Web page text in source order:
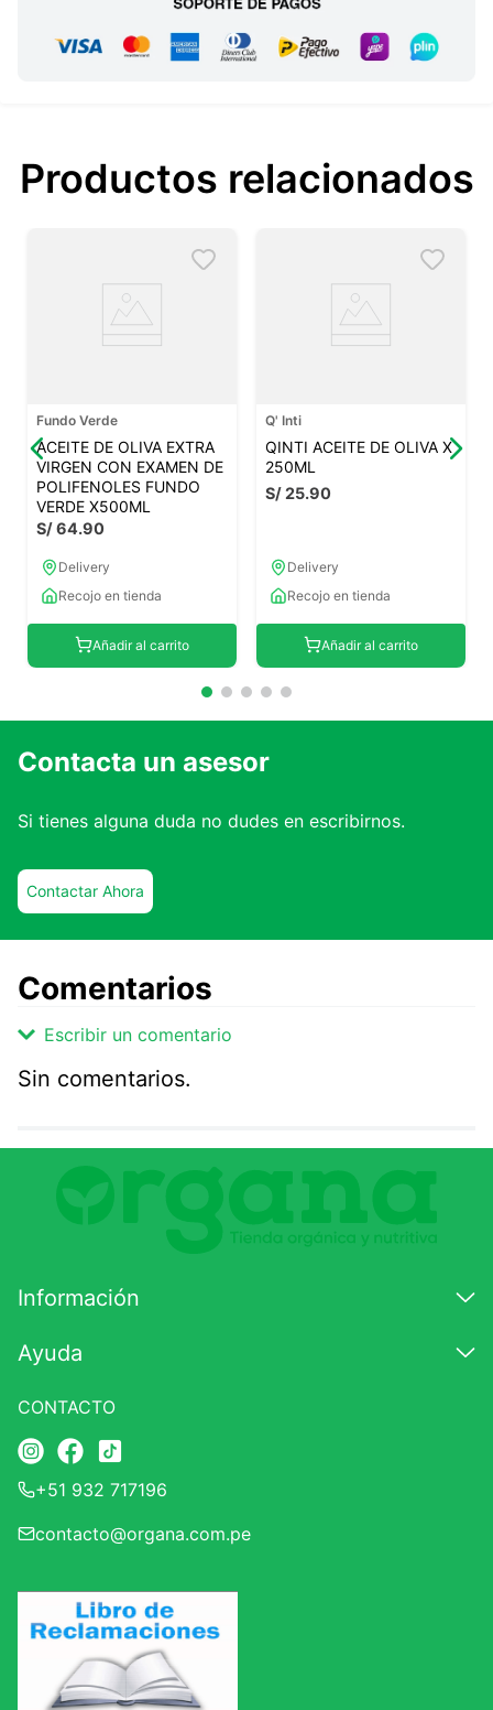
Productos relacionados
Fundo Verde
ACEITE DE OLIVA EXTRA
VIRGEN CON EXAMEN DE
POLIFENOLES FUNDO
VERDE X500ML
S/64.90
Delivery
Recojo en tienda
Añadir al carrito
Q' Inti
QINTI ACEITE DE OLIVA X
250ML
S/25.90
Delivery
Recojo en tienda
Añadir al carrito
Contacta un asesor
Si tienes alguna duda no dudes en escribirnos.
Contactar Ahora
Comentarios
Escribir un comentario
Comentario
Califique el producto de 1 a 5 estrellas
★★★
Correo electrónico
ENVIAR COMENTARIO
Sin comentarios.
Información
Ayuda
CONTACTO
+51 932 717196
contacto@organa.com.pe